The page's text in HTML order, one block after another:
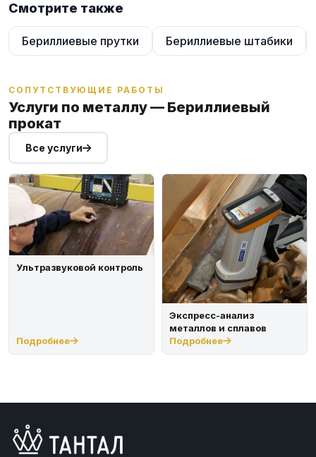
Смотрите также
Бериллиевые прутки Бериллиевые штабики
СОПУТСТВУЮЩИЕ РАБОТЫ
Услуги по металлу — Бериллиевый
прокат
Все услуги
Ультразвуковой контроль
Подробнее
Экспресс-анализ
металлов и сплавов
Подробнее